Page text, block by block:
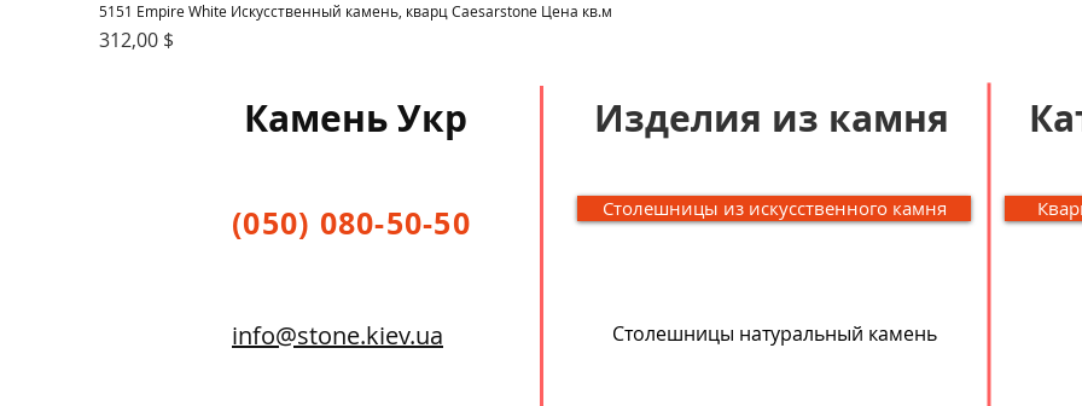
5151 Empire White Искусственный камень, кварц Caesarstone Цена кв.м
Цена
312,00 $
Камень Укр Изделия из камня
(050) 080-50-50 Столешницы из искусственного камня
info@stone.kiev.ua Столешницы натуральный камень